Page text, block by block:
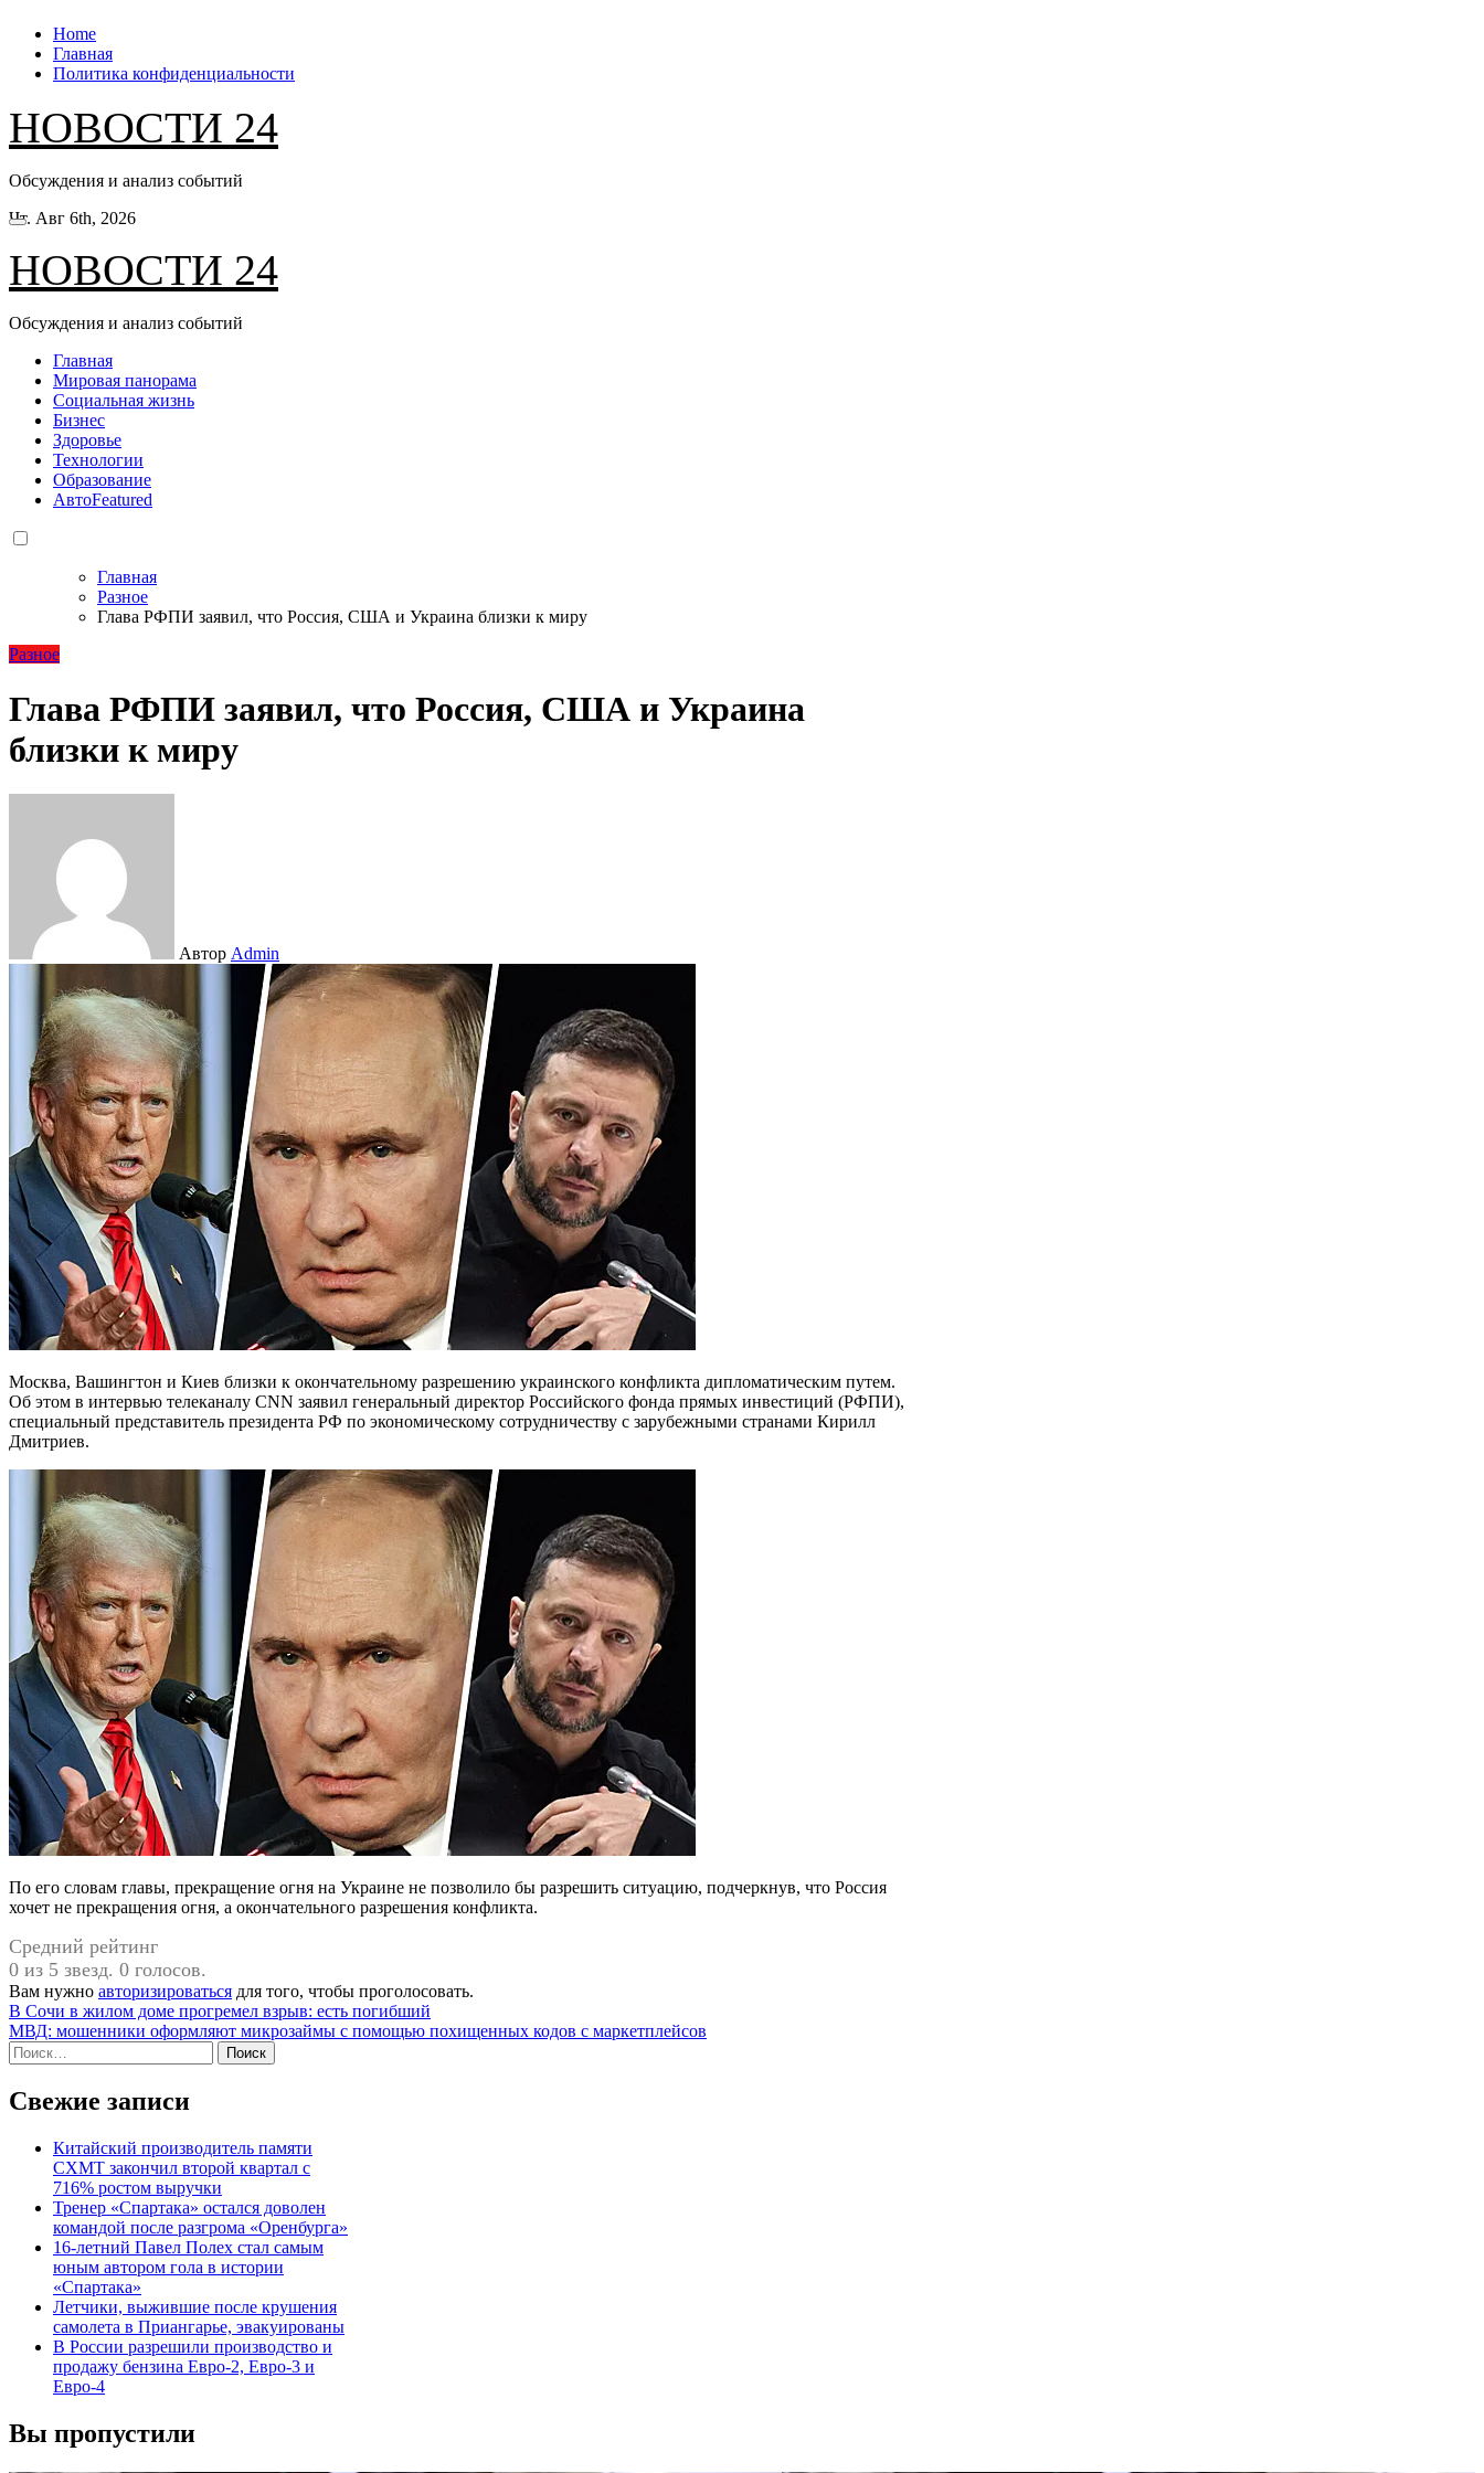
Перейти
содержанию
Home
Главная
Политика конфиденциальности
НОВОСТИ 24
Обсуждения и анализ событий
Чт. Авг 6th, 2026
НОВОСТИ 24
Обсуждения и анализ событий
Главная
Мировая панорама
Социальная жизнь
Бизнес
Здоровье
Технологии
Образование
АвтоFeatured
Главная
Разное
Глава РФПИ заявил, что Россия, США и Украина близки к миру
Разное
Глава РФПИ заявил, что Россия, США и Украина
близки к миру
Автор Admin
Москва, Вашингтон и Киев близки к окончательному разрешению украинского конфликта дипломатическим путем.
Об этом в интервью телеканалу CNN заявил генеральный директор Российского фонда прямых инвестиций (РФПИ),
специальный представитель президента РФ по экономическому сотрудничеству с зарубежными странами Кирилл
Дмитриев.
По его словам главы, прекращение огня на Украине не позволило бы разрешить ситуацию, подчеркнув, что Россия
хочет не прекращения огня, а окончательного разрешения конфликта.
Средний рейтинг
0 из 5 звезд. 0 голосов.
Вам нужно авторизироваться для того, чтобы проголосовать.
Навигация
по
записям
В Сочи в жилом доме прогремел взрыв: есть погибший
МВД: мошенники оформляют микрозаймы с помощью похищенных кодов с маркетплейсов
Найти:
Свежие записи
Китайский производитель памяти
CXMT закончил второй квартал с
716% ростом выручки
Тренер «Спартака» остался доволен
командой после разгрома «Оренбурга»
16-летний Павел Полех стал самым
юным автором гола в истории
«Спартака»
Летчики, выжившие после крушения
самолета в Приангарье, эвакуированы
В России разрешили производство и
продажу бензина Евро-2, Евро-3 и
Евро-4
Вы пропустили